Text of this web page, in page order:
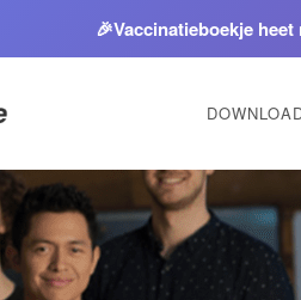
🎉Vaccinatieboekje heet